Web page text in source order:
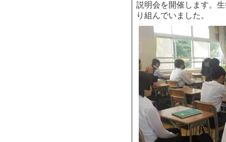
説明会を開催します。
り組んでいました。